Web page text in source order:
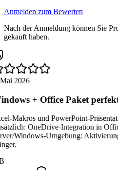
Anmelden zum Bewerten
Nach der Anmeldung können Sie
gekauft haben.
2026
+ Office Paket perfekt
Makros und PowerPoint-
OneDrive-Integration in
Windows-Umgebung: